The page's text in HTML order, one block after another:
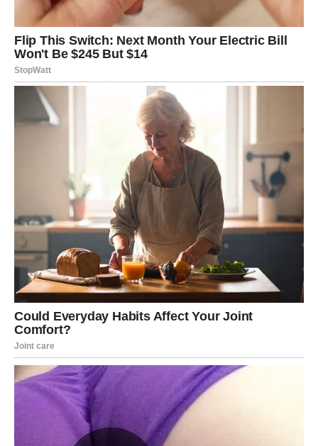
koji će vas podsjetiti da poslije svakog teškog perioda
dolazi vrijeme kada se sve počne slagati baš onako kako
treba.
A ono što vam dolazi moglo bi biti tek početak jednog
mnogo sretnijeg i mirnijeg poglavlja života.